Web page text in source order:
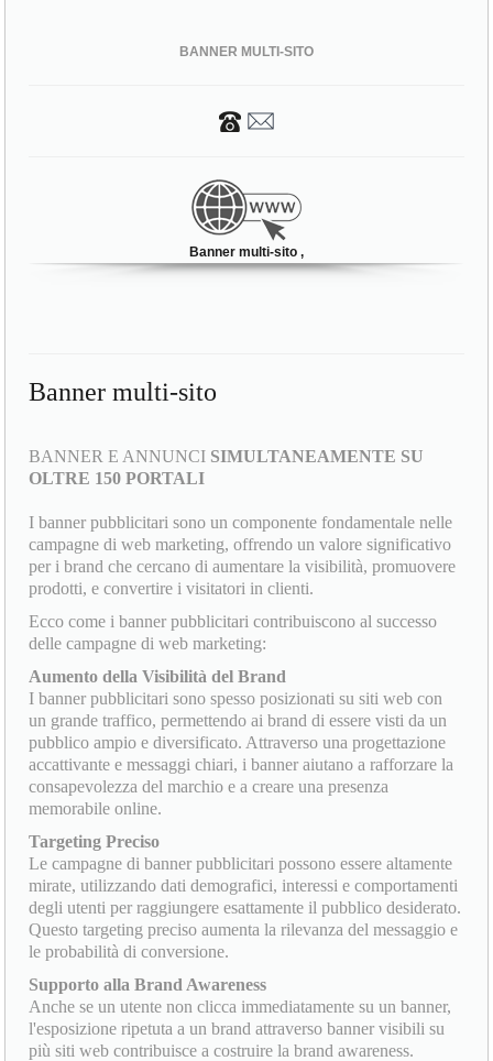
BANNER MULTI-SITO
Banner multi-sito ,
Banner multi-sito
BANNER E ANNUNCI SIMULTANEAMENTE SU
OLTRE 150 PORTALI
I banner pubblicitari sono un componente fondamentale nelle
campagne di web marketing, offrendo un valore significativo
per i brand che cercano di aumentare la visibilità, promuovere
prodotti, e convertire i visitatori in clienti.
Ecco come i banner pubblicitari contribuiscono al successo
delle campagne di web marketing:
Aumento della Visibilità del Brand
I banner pubblicitari sono spesso posizionati su siti web con
un grande traffico, permettendo ai brand di essere visti da un
pubblico ampio e diversificato. Attraverso una progettazione
accattivante e messaggi chiari, i banner aiutano a rafforzare la
consapevolezza del marchio e a creare una presenza
memorabile online.
Targeting Preciso
Le campagne di banner pubblicitari possono essere altamente
mirate, utilizzando dati demografici, interessi e comportamenti
degli utenti per raggiungere esattamente il pubblico desiderato.
Questo targeting preciso aumenta la rilevanza del messaggio e
le probabilità di conversione.
Supporto alla Brand Awareness
Anche se un utente non clicca immediatamente su un banner,
l'esposizione ripetuta a un brand attraverso banner visibili su
più siti web contribuisce a costruire la brand awareness.